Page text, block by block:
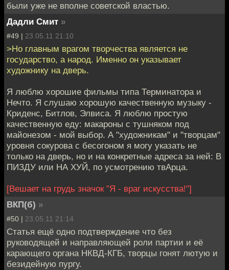
были уже не вполне советской властью.
Дадли Смит »
#49 | 23.05.11 21:10
>Но главным врагом творчества является не
государство, а народ. Именно он указывает
художнику на дверь.
Я люблю хорошие фильмы типа Терминатора и
Нечто. Я слушаю хорошую качественную музыку -
Криденс, Битлов, Элвиса. Я люблю простую
качественную еду: макароны с тушняком под
майонезом - мой выбор. А "художникам" и "творцам"
уровня сокурова с бесогоном я могу указать не
только на дверь, но и на конкретные адреса за ней: В
ПИЗДУ или НА ХУЙ, по усмотрению твАрца.
[Вешает на грудь значок "Я - враг искусства!"]
ВКП(б) »
#50 | 23.05.11 21:14
Статья ещё одно подтверждение что без
руководящей и направляющей роли партии и её
карающего органа НКВД-КГБ, творцы гонят лютую и
безидейную пургу.